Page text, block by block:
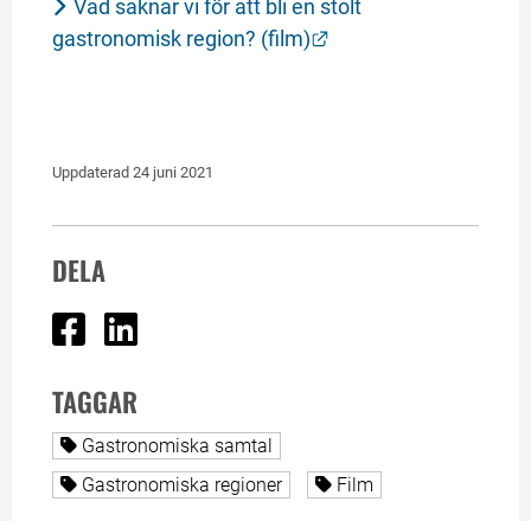
Vad saknar vi för att bli en stolt
gastronomisk region? (film)
Länk till annan
Uppdaterad 24 juni 2021
DELA
Dela på Facebook
TAGGAR
Alla sidor taggade med
Gastronomiska samtal
Alla sidor taggade med
Gastronomiska regioner Alla sidor taggade med
Film